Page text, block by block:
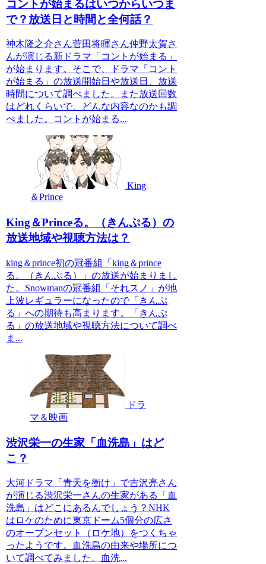
コントが始まるはいつからいつま
で？放送日と時間と全何話？
神木隆之介さん菅田将暉さん仲野太賀さ
んが演じる新ドラマ「コントが始まる」
が始まります。そこで、ドラマ「コント
が始まる」の放送開始日や放送日、放送
時間について調べました。また放送回数
はどれくらいで、どんな内容なのかも調
べました。コントが始まる...
King
＆Prince
King＆Princeる。（きんぷる）の
放送地域や視聴方法は？
king＆prince初の冠番組「king＆prince
る。（きんぷる）」の放送が始まりまし
た。Snowmanの冠番組「それスノ」が地
上波レギュラーになったので「きんぷ
る」への期待も高まります。「きんぷ
る」の放送地域や視聴方法について調べ
ま...
ドラ
マ＆映画
渋沢栄一の生家「血洗島」はど
こ？
大河ドラマ「青天を衝け」で吉沢亮さん
が演じる渋沢栄一さんの生家がある「血
洗島」はどこにあるんでしょう？NHK
はロケのために東京ドーム5個分の広さ
のオープンセット（ロケ地）をつくちゃ
ったようです。血洗島の由来や場所につ
いて調べてみました。血洗...